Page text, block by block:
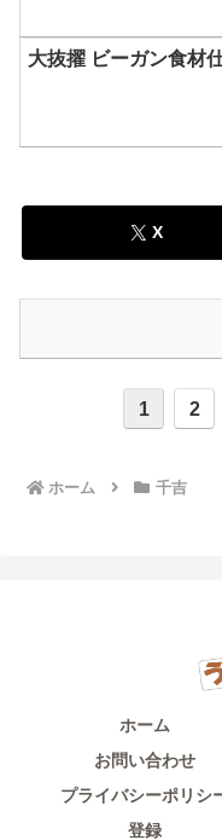
大抜擢 ビーガン食材
X
1 2
ホーム 千吉
ホーム
お問い合わせ
プライバシーポリシ
登録